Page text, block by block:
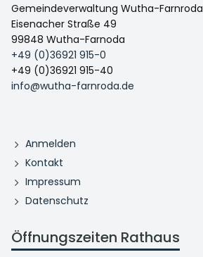
Gemeindeverwaltung Wutha-Farnroda
Eisenacher Straße 49
99848 Wutha-Farnoda
+49 (0)36921 915-0
+49 (0)36921 915-40
info@wutha-farnroda.de
Anmelden
Kontakt
Impressum
Datenschutz
Öffnungszeiten Rathaus